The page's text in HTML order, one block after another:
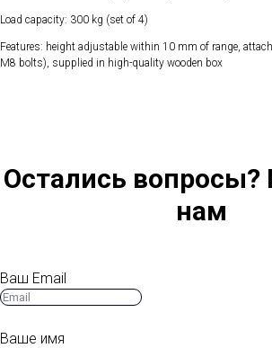
Load capacity: 300 kg (set of 4)
Features: height adjustable within 10 mm of range,
M8 bolts), supplied in high-quality wooden box
Остались
нам
Ваш Email
Ваше имя